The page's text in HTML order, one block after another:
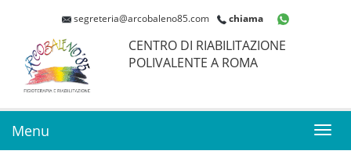
segreteria@arcobaleno85.com chiama
CENTRO DI RIABILITAZIONE
POLIVALENTE A ROMA
Menu